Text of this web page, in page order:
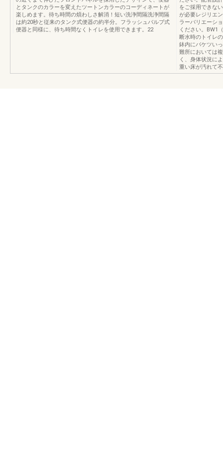
とタンクのカラーを変えたツートンカラーのコーディネートが
楽しめます。待ち時間の煩わしさ解消！短い洗浄間隔洗浄間隔
は約20秒と従来のタンク式便器の約半分。フラッシュバルブ式
便器と同様に、待ち時間なくトイレを使用できます。22
をご採用できな
が必要レジリエ
ラーバリエーシ
ください。BW1
断水時のトイレ
鉢内にバケツい
難所においては
く、身体状況に
重い床が汚れて